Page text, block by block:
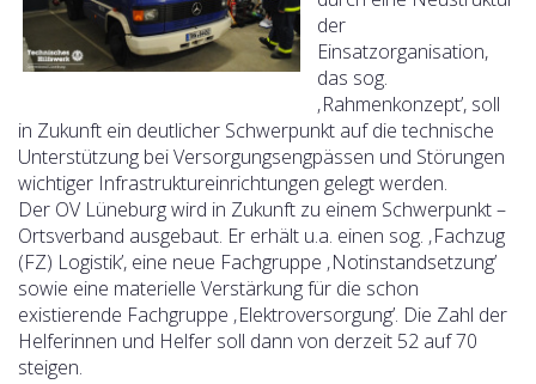
der
Einsatzorganisation,
das sog.
‚Rahmenkonzept’, soll
in Zukunft ein deutlicher Schwerpunkt auf die technische
Unterstützung bei Versorgungsengpässen und Störungen
wichtiger Infrastruktureinrichtungen gelegt werden.
Der OV Lüneburg wird in Zukunft zu einem Schwerpunkt –
Ortsverband ausgebaut. Er erhält u.a. einen sog. ‚Fachzug
(FZ) Logistik’, eine neue Fachgruppe ‚Notinstandsetzung’
sowie eine materielle Verstärkung für die schon
existierende Fachgruppe ‚Elektroversorgung’. Die Zahl der
Helferinnen und Helfer soll dann von derzeit 52 auf 70
steigen.